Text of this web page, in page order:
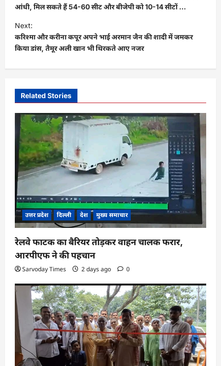
s
t
n
a
v
g
a
o
n
आंधी, मिल सकते हैं 54-60 सीट और बीजेपी को 10-14 सीटों …
Next:
करिश्मा और करीना कपूर अपने भाई अरमान जैन की शादी में जमकर
किया डांस, तैमूर अली खान भी थिरकते आए नजर
Related Stories
उत्तर प्रदेश दिल्ली देश मुख्य समाचार
रेलवे फाटक का बैरियर तोड़कर वाहन चालक फरार,
आरपीएफ ने की पहचान
Sarvoday Times 2 days ago 0